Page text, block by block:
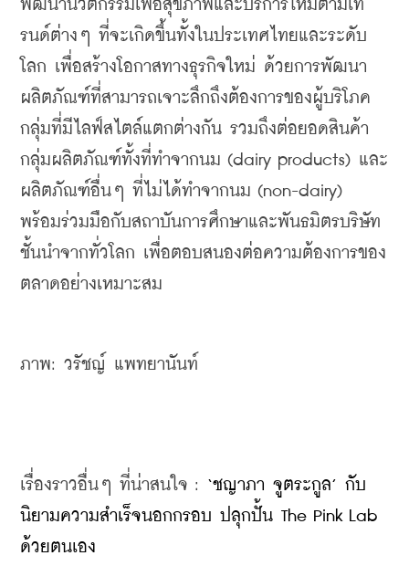
พัฒนานวัตกรรมเพื่อสุขภาพและบริการใหม่ตามเท
รนด์ต่างๆ ที่จะเกิดขึ้นทั้งในประเทศไทยและระดับ
โลก เพื่อสร้างโอกาสทางธุรกิจใหม่ ด้วยการพัฒนา
ผลิตภัณฑ์ที่สามารถเจาะลึกถึงต้องการของผู้บริโภค
กลุ่มที่มีไลฟ์สไตล์แตกต่างกัน รวมถึงต่อยอดสินค้า
กลุ่มผลิตภัณฑ์ทั้งที่ทำจากนม (dairy products) และ
ผลิตภัณฑ์อื่นๆ ที่ไม่ได้ทำจากนม (non-dairy)
พร้อมร่วมมือกับสถาบันการศึกษาและพันธมิตรบริษัท
ชั้นนำจากทั่วโลก เพื่อตอบสนองต่อความต้องการของ
ตลาดอย่างเหมาะสม
ภาพ: วรัชญ์ แพทยานันท์
เรื่องราวอื่นๆ ที่น่าสนใจ : ‘ชญาภา จูตระกูล’ กับ
นิยามความสำเร็จนอกกรอบ ปลุกปั้น The Pink Lab
ด้วยตนเอง